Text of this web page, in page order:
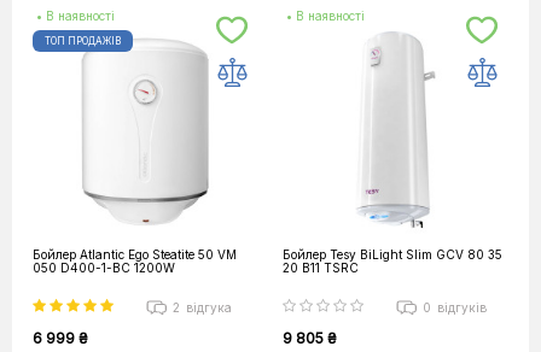
• В наявності
ТОП ПРОДАЖІВ
Бойлер Atlantic Ego Steatite 50 VM
050 D400-1-BC 1200W
2 відгука
6 999 ₴
• В наявності
Бойлер Tesy BiLight Slim GCV 80 35
20 B11 TSRC
0 відгуків
9 805 ₴